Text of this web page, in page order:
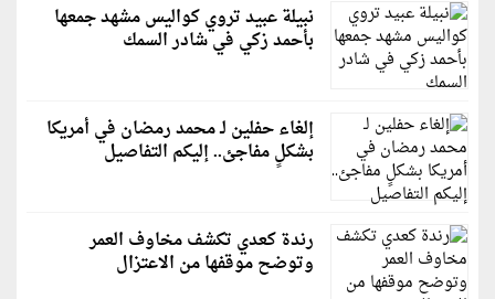
نبيلة عبيد تروي كواليس مشهد جمعها
بأحمد زكي في شادر السمك
إلغاء حفلين لـ محمد رمضان في أمريكا
بشكلٍ مفاجئ.. إليكم التفاصيل
رندة كعدي تكشف مخاوف العمر
وتوضح موقفها من الاعتزال